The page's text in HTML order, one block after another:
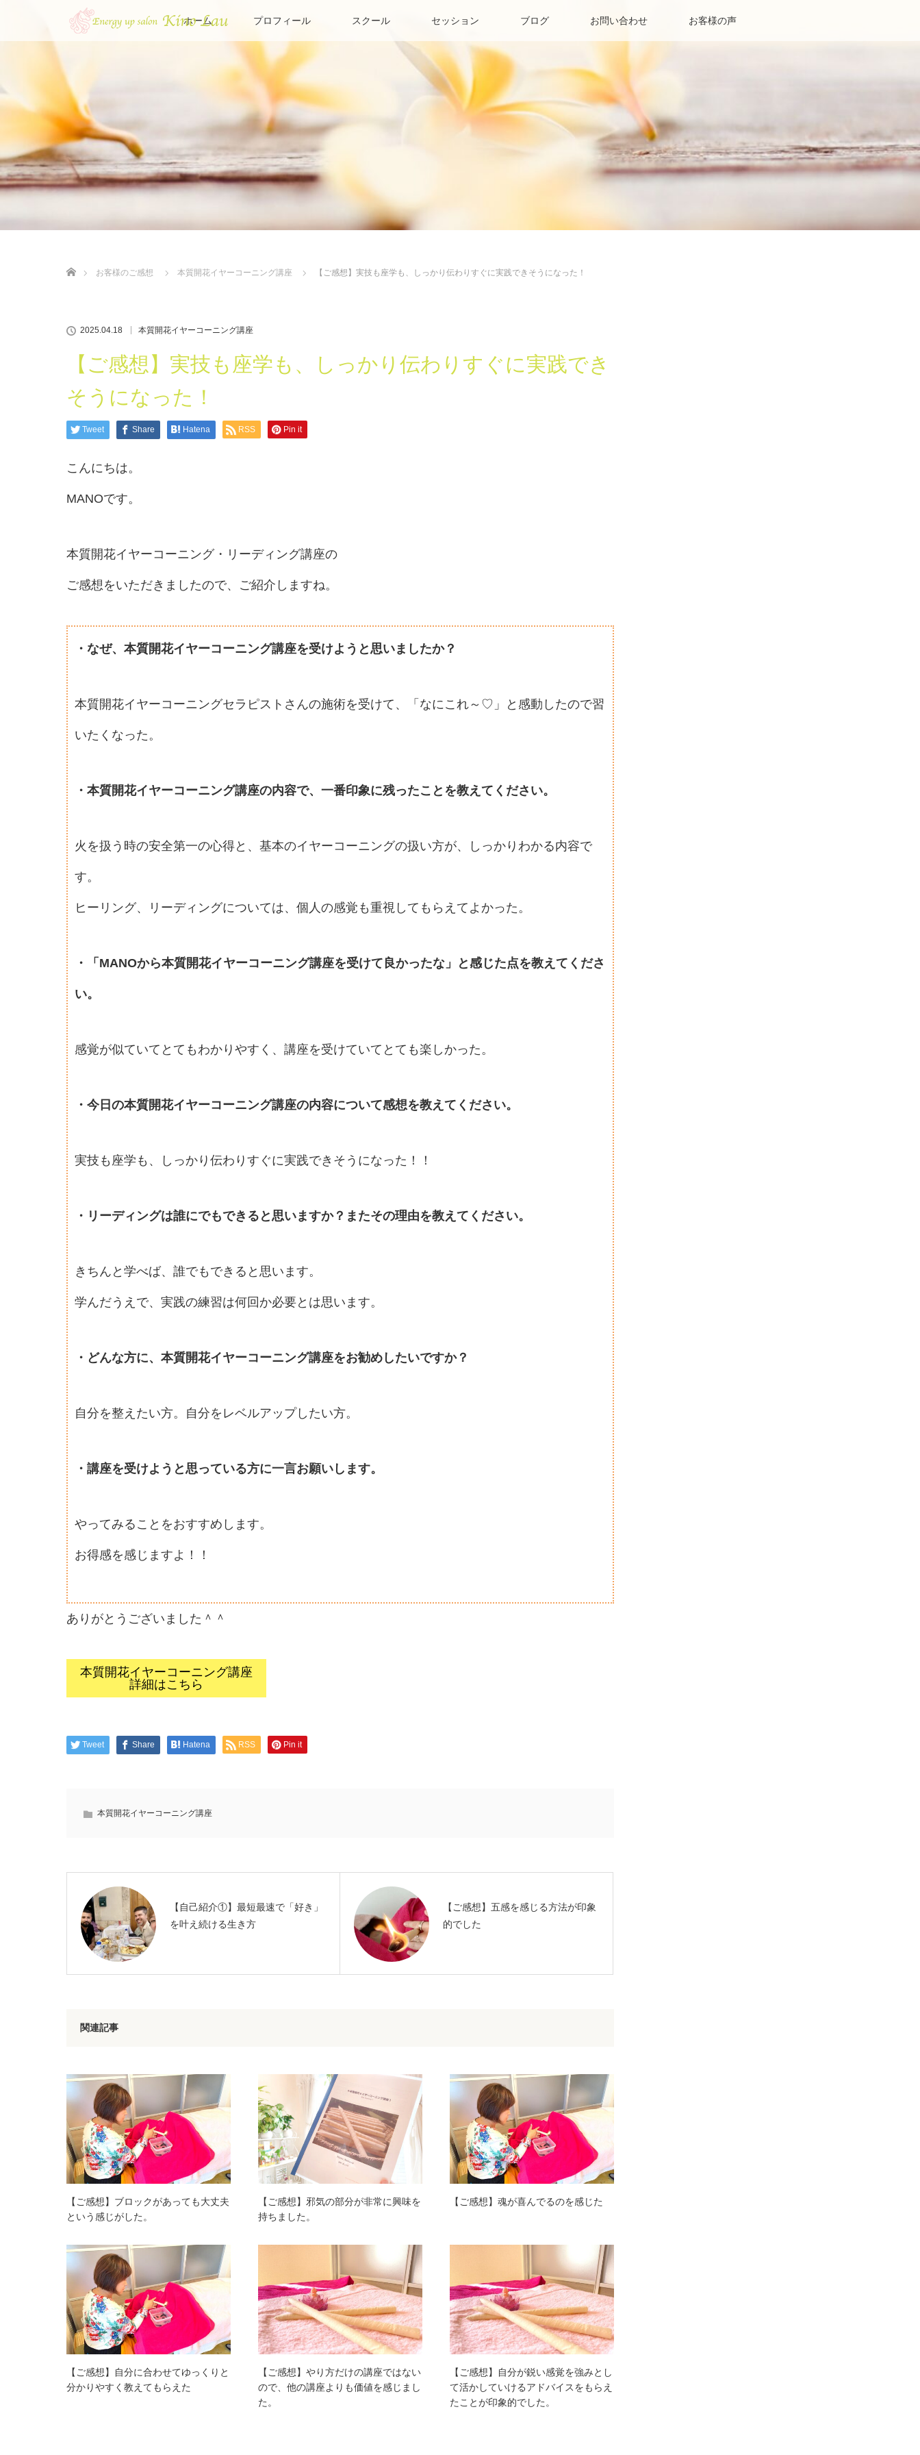
ホーム プロフィール スクール セッション ブログ お問い合わせ お客様の声
お客様のご感想
本質開花イヤーコーニング講座 【ご感想】実技も座学も、しっかり伝わりすぐに実践できそうになった！
2025.04.18 本質開花イヤーコーニング講座
【ご感想】実技も座学も、しっかり伝わりすぐに実践でき
そうになった！
Tweet Share Hatena RSS Pin it
こんにちは。
MANOです。
本質開花イヤーコーニング・リーディング講座の
ご感想をいただきましたので、ご紹介しますね。
・なぜ、本質開花イヤーコーニング講座を受けようと思いましたか？
本質開花イヤーコーニングセラピストさんの施術を受けて、「なにこれ～♡」と感動したので習
いたくなった。
・本質開花イヤーコーニング講座の内容で、一番印象に残ったことを教えてください。
火を扱う時の安全第一の心得と、基本のイヤーコーニングの扱い方が、しっかりわかる内容で
す。
ヒーリング、リーディングについては、個人の感覚も重視してもらえてよかった。
・「MANOから本質開花イヤーコーニング講座を受けて良かったな」と感じた点を教えてくださ
い。
感覚が似ていてとてもわかりやすく、講座を受けていてとても楽しかった。
・今日の本質開花イヤーコーニング講座の内容について感想を教えてください。
実技も座学も、しっかり伝わりすぐに実践できそうになった！！
・リーディングは誰にでもできると思いますか？またその理由を教えてください。
きちんと学べば、誰でもできると思います。
学んだうえで、実践の練習は何回か必要とは思います。
・どんな方に、本質開花イヤーコーニング講座をお勧めしたいですか？
自分を整えたい方。自分をレベルアップしたい方。
・講座を受けようと思っている方に一言お願いします。
やってみることをおすすめします。
お得感を感じますよ！！
ありがとうございました＾＾
本質開花イヤーコーニング講座
詳細はこちら
Tweet Share Hatena RSS Pin it
本質開花イヤーコーニング講座
【自己紹介①】最短最速で「好き」
を叶え続ける生き方
【ご感想】五感を感じる方法が印象
的でした
関連記事
【ご感想】ブロックがあっても大丈夫
という感じがした。
【ご感想】邪気の部分が非常に興味を
持ちました。
【ご感想】魂が喜んでるのを感じた
【ご感想】自分に合わせてゆっくりと
分かりやすく教えてもらえた
【ご感想】やり方だけの講座ではない
ので、他の講座よりも価値を感じまし
た。
【ご感想】自分が鋭い感覚を強みとし
て活かしていけるアドバイスをもらえ
たことが印象的でした。